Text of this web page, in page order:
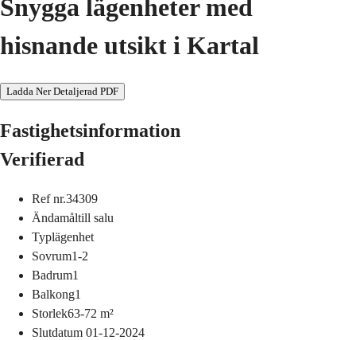
Snygga lägenheter med
hisnande utsikt i Kartal
Ladda Ner Detaljerad PDF
Fastighetsinformation
Verifierad
Ref nr.34309
Ändamåltill salu
Typlägenhet
Sovrum1-2
Badrum1
Balkong1
Storlek63-72 m²
Slutdatum 01-12-2024